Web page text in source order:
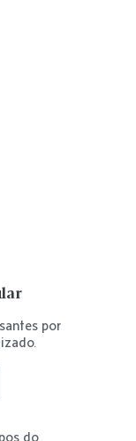
por
do